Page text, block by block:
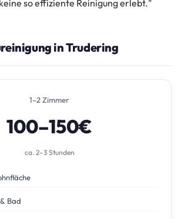
so effiziente Reinigung erlebt."
in Trudering
1–2 Zimmer
100–150€
ca. 2–3 Stunden
Bad